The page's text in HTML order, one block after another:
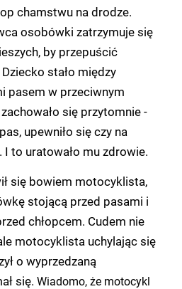
chamstwu na drodze.
osobówki zatrzymuje się
by przepuścić
stało między
pasem w przeciwnym
się przytomnie -
upewniło się czy na
to uratowało mu zdrowie.
się bowiem motocyklista,
stojącą przed pasami i
chłopcem. Cudem nie
motocyklista uchylając się
o wyprzedzaną
się. Wiadomo, że motocykl